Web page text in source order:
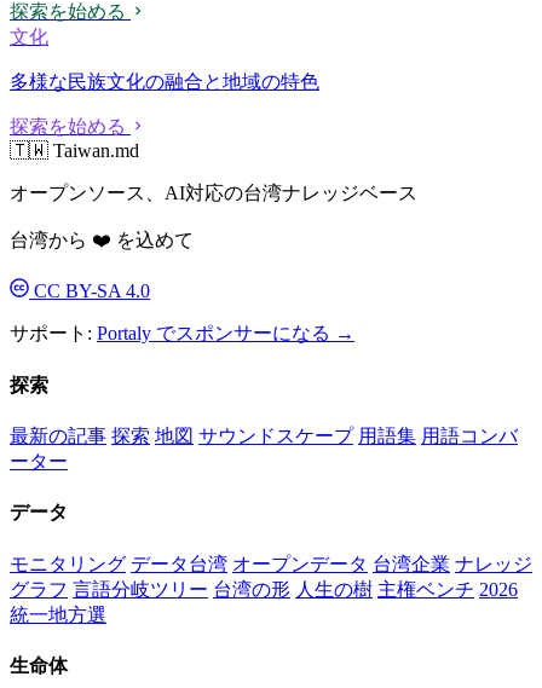
探索を始める
文化
多様な民族文化の融合と地域の特色
探索を始める
🇹🇼 Taiwan.md
オープンソース、AI対応の台湾ナレッジベース
台湾から ❤️ を込めて
CC BY-SA 4.0
サポート: Portaly でスポンサーになる →
探索
最新の記事 探索 地図 サウンドスケープ 用語集 用語コンバ
ーター
データ
モニタリング データ台湾 オープンデータ 台湾企業 ナレッジ
グラフ 言語分岐ツリー 台湾の形 人生の樹 主権ベンチ 2026
統一地方選
生命体